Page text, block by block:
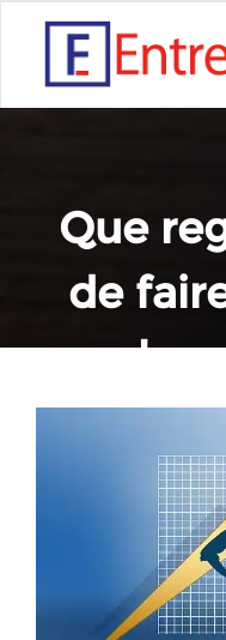
Que
de
coach
Que regarder avant de